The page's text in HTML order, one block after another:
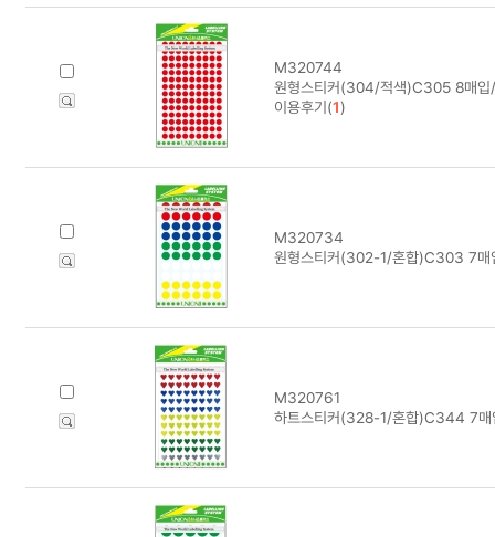
M320744
원형스티커(304/적색)C305 8매
이용후기(1)
M320734
원형스티커(302-1/혼합)C303 7매
M320761
하트스티커(328-1/혼합)C344 7